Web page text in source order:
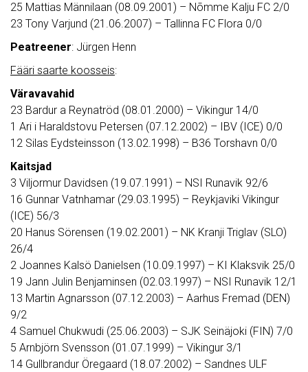
25 Mattias Männilaan (08.09.2001) – Nõmme Kalju FC 2/0
23 Tony Varjund (21.06.2007) – Tallinna FC Flora 0/0
Peatreener: Jürgen Henn
Fääri saarte koosseis:
Väravavahid
23 Bardur a Reynatröd (08.01.2000) – Vikingur 14/0
1 Ari i Haraldstovu Petersen (07.12.2002) – IBV (ICE) 0/0
12 Silas Eydsteinsson (13.02.1998) – B36 Torshavn 0/0
Kaitsjad
3 Viljormur Davidsen (19.07.1991) – NSI Runavik 92/6
16 Gunnar Vatnhamar (29.03.1995) – Reykjaviki Vikingur
(ICE) 56/3
20 Hanus Sörensen (19.02.2001) – NK Kranji Triglav (SLO)
26/4
2 Joannes Kalsö Danielsen (10.09.1997) – KI Klaksvik 25/0
19 Jann Julin Benjaminsen (02.03.1997) – NSI Runavik 12/1
13 Martin Agnarsson (07.12.2003) – Aarhus Fremad (DEN)
9/2
4 Samuel Chukwudi (25.06.2003) – SJK Seinäjoki (FIN) 7/0
5 Arnbjörn Svensson (01.07.1999) – Vikingur 3/1
14 Gullbrandur Öregaard (18.07.2002) – Sandnes ULF